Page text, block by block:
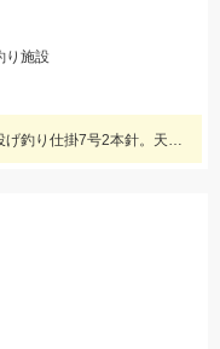
り施設
【ちょい投げ釣りオススメ】仕掛：投げ釣り仕掛7号2本針。天秤：7号。エサ：石ゴカイorゴールドイソメ。誘い方：サビいて止めての繰り返し。